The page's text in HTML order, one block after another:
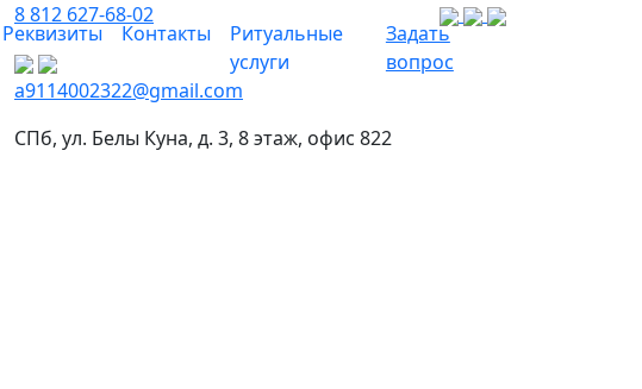
Реквизиты Контакты
Ритуальные
услуги
Задать
вопрос
8 812 627-68-02
a9114002322@gmail.com
СПб, ул. Белы Куна, д. 3, 8 этаж, офис 822